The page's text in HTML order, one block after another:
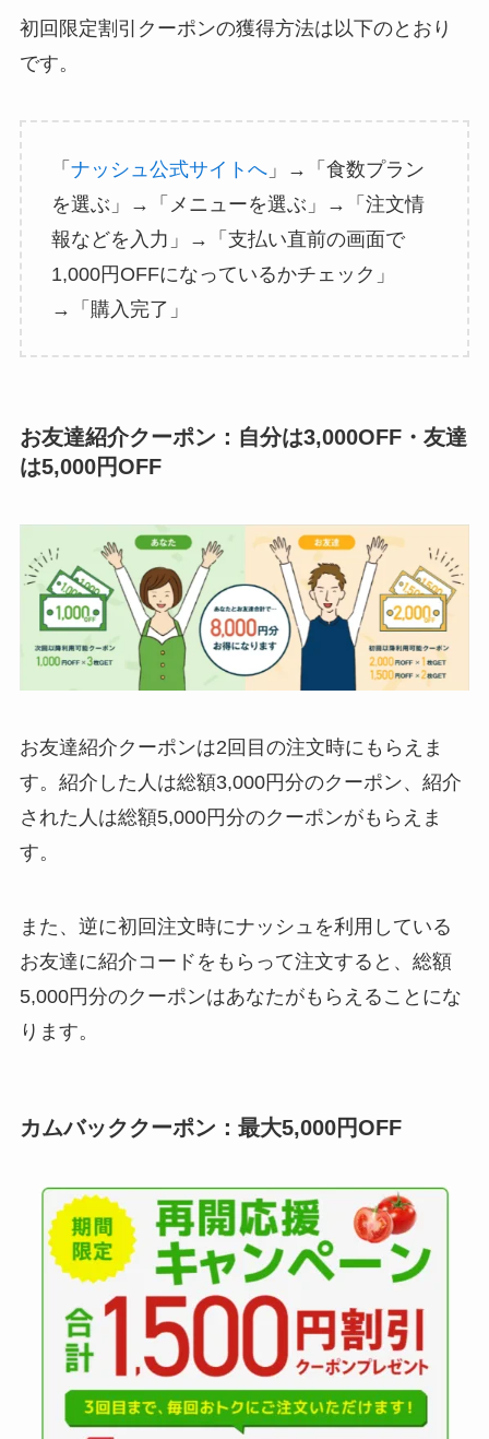
初回限定割引クーポンの獲得方法は以下のとおり
です。
「 ナッシュ公式サイトへ」→「食数プラン
を選ぶ」→「メニューを選ぶ」→「注文情
報などを入力」→「支払い直前の画面で
1,000円OFFになっているかチェック」
→「購入完了」
お友達紹介クーポン：自分は3,000OFF・友達
は5,000円OFF
お友達紹介クーポンは2回目の注文時にもらえま
す。紹介した人は総額3,000円分のクーポン、紹介
された人は総額5,000円分のクーポンがもらえま
す。
また、逆に初回注文時にナッシュを利用している
お友達に紹介コードをもらって注文すると、総額
5,000円分のクーポンはあなたがもらえることにな
ります。
カムバッククーポン：最大5,000円OFF